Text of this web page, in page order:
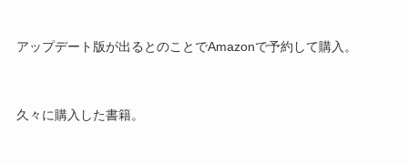
アップデート版が出るとのことでAmazonで予約して購入。
久々に購入した書籍。